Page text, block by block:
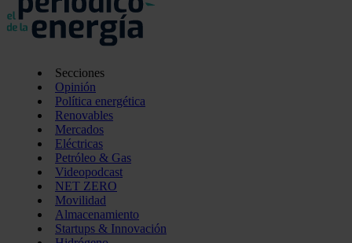
Secciones
Opinión
Política energética
Renovables
Mercados
Eléctricas
Petróleo & Gas
Videopodcast
NET ZERO
Movilidad
Almacenamiento
Startups & Innovación